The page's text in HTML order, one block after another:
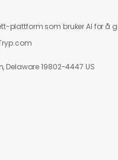
plattform som bruker AI for å
Delaware 19802-4447 US